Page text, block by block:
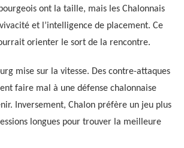
ont la taille, mais les Chalonnais
et l’intelligence de placement. Ce
orienter le sort de la rencontre.
mise sur la vitesse. Des contre-attaques
faire mal à une défense chalonnaise
Inversement, Chalon préfère un jeu plus
longues pour trouver la meilleure